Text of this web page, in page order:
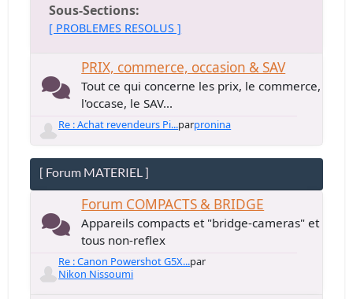
Sous-Sections
[ PROBLEMES RESOLUS ]
PRIX, commerce, occasion & SAV
Tout ce qui concerne les prix, le commerce,
l'occase, le SAV...
Re : Achat revendeurs Pi...parpronina
[ Forum MATERIEL ]
Forum COMPACTS & BRIDGE
Appareils compacts et "bridge-cameras" et
tous non-reflex
Re : Canon Powershot G5X...par
Nikon Nissoumi